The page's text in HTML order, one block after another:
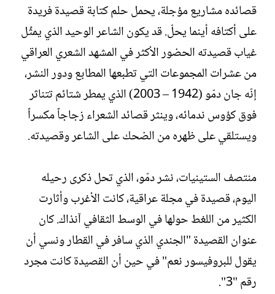
ا
ت
ب
ي
خ
ا
ل
إ
ن
ش
ا
ء
قصائده مشاريع مؤجلة، يحمل حلم كتابة قصيدة فريدة
على أكتافه أينما يحلّ. قد يكون الشاعر الوحيد الذي يمثِّل
غياب قصيدته الحضور الأكثر في المشهد الشعري العراقي
من عشرات المجموعات التي تطبعها المطابع ودور النشر،
إنّه جان دمّو (1942 – 2003) الذي يمطر شتائم تتناثر
فوق كؤوس ندمائه، وينثر قصائد الشعراء زجاجاً مكسراً
ويستلقي على ظهره من الضحك على الشاعر وقصيدته.
منتصف الستينيات، نشر دمّو، الذي تحل ذكرى رحيله
اليوم، قصيدة في مجلة عراقية، كانت الأغرب وأثارت
الكثير من اللغط حولها في الوسط الثقافي آنذاك. كان
عنوان القصيدة "الجندي الذي سافر في القطار ونسي أن
يقول للبروفيسور نعم" في حين أن القصيدة كانت مجرد
رقم "3".